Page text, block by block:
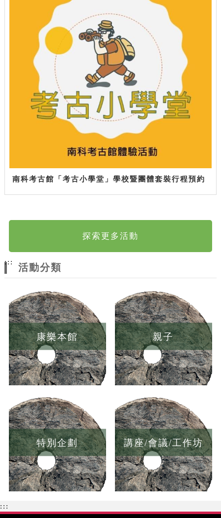
南科考古館「考古小學堂」學校暨團體套裝行程預約
探索更多活動
:::
活動分類
康樂本館 親子
特別企劃 講座/會議/工作坊
:::